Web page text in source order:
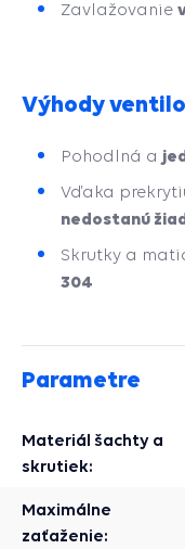
Zavlažovanie
Výhody
Pohodlná a
Vďaka
nedostanú
Skrutky a
304
Parametre
Materiál šachty a
skrutiek:
Maximálne
zaťaženie: